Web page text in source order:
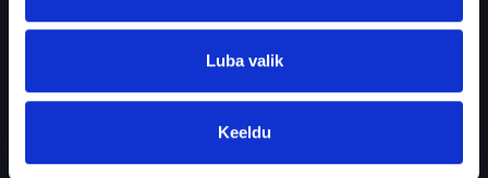
Luba valik
Keeldu